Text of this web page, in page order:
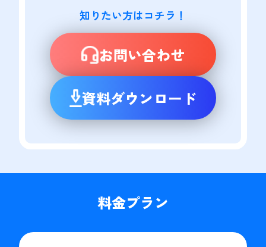
知りたい方はコチラ！
お問い合わせ
資料ダウンロード
料金プラン